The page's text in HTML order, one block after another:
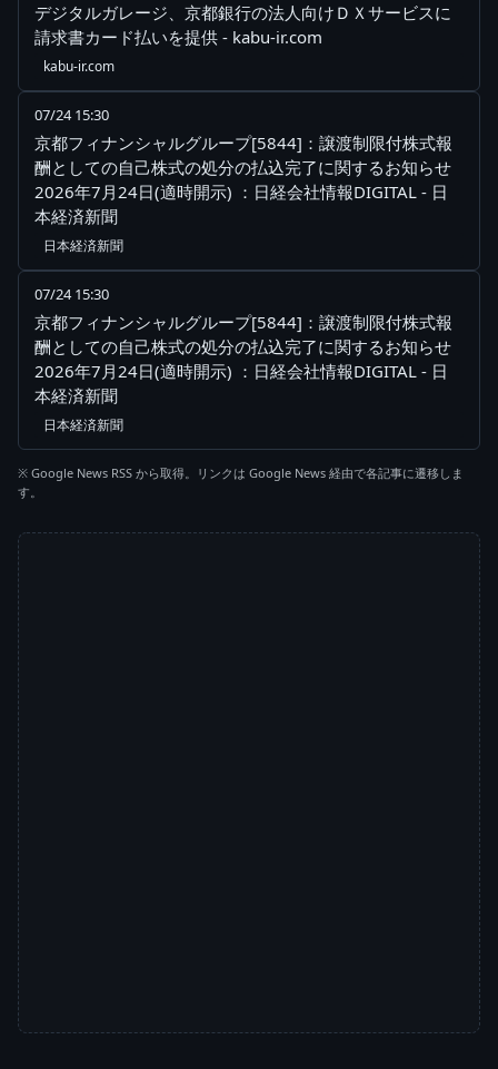
デジタルガレージ、京都銀行の法人向けＤＸサービスに
請求書カード払いを提供 - kabu-ir.com
kabu-ir.com
07/24 15:30
京都フィナンシャルグループ[5844]：譲渡制限付株式報
酬としての自己株式の処分の払込完了に関するお知らせ
2026年7月24日(適時開示) ：日経会社情報DIGITAL - 日
本経済新聞
日本経済新聞
07/24 15:30
京都フィナンシャルグループ[5844]：譲渡制限付株式報
酬としての自己株式の処分の払込完了に関するお知らせ
2026年7月24日(適時開示) ：日経会社情報DIGITAL - 日
本経済新聞
日本経済新聞
※ Google News RSS から取得。リンクは Google News 経由で各記事に遷移しま
す。